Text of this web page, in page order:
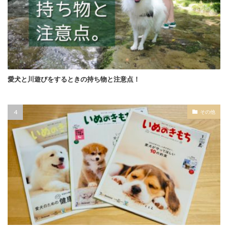
愛犬と川遊びをするときの持ち物と注意点！
その他